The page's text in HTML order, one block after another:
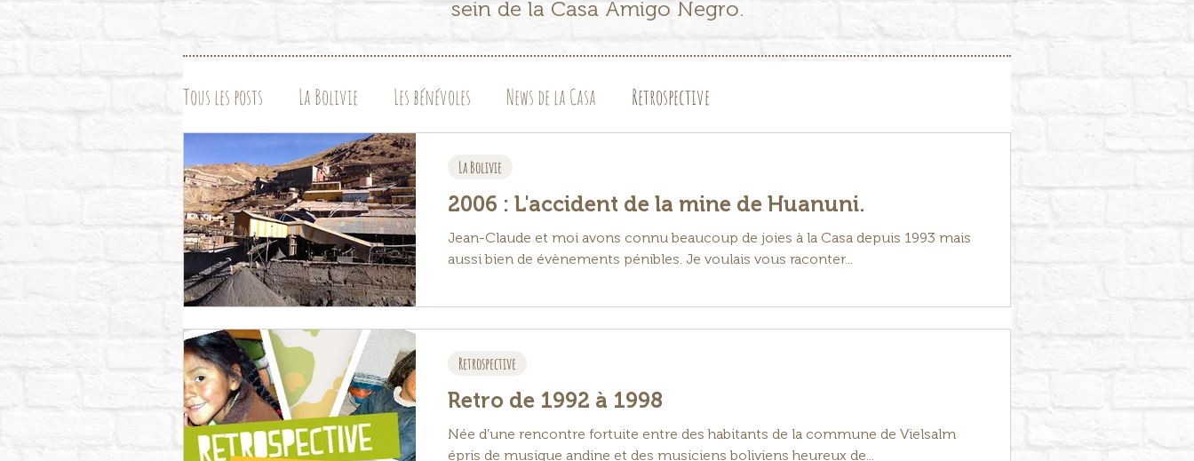
sein de la Casa Amigo Negro.
Tous les posts La Bolivie Les bénévoles News de la Casa Retrospective
2006 : L'accident de la mine de Huanuni.
Jean-Claude et moi avons connu beaucoup de joies à la Casa depuis 1993 mais
aussi bien de évènements pénibles. Je voulais vous raconter...
La Bolivie
Retro de 1992 à 1998
Née d’une rencontre fortuite entre des habitants de la commune de Vielsalm
épris de musique andine et des musiciens boliviens heureux de...
Retrospective